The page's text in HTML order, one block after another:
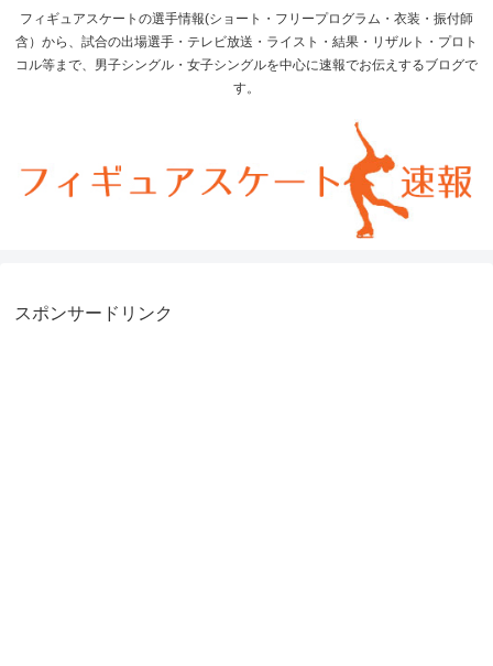
フィギュアスケートの選手情報(ショート・フリープログラム・衣装・振付師
含）から、試合の出場選手・テレビ放送・ライスト・結果・リザルト・プロト
コル等まで、男子シングル・女子シングルを中心に速報でお伝えするブログで
す。
スポンサードリンク